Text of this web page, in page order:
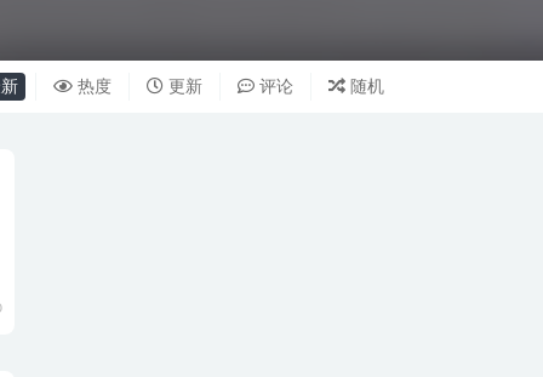
热度 更新 评论 随机